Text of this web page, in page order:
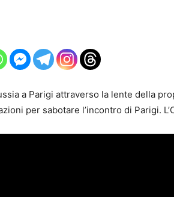
a Parigi attraverso la lente della
per sabotare l’incontro di Parigi.